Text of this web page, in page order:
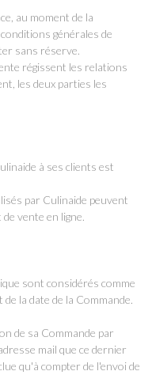
au moment de la
générales de
sans réserve.
régissent les relations
les deux parties les
à ses clients est
par Culinaide peuvent
vente en ligne.
sont considérés comme
la date de la Commande.
de sa Commande par
mail que ce dernier
qu'à compter de l'envoi de